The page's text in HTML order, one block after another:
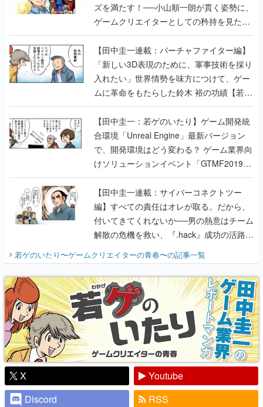
ズを満たす！──小山順一朗が貫く姿勢に、
ゲームクリエイターとしての矜持を見た
【若ゲのいたり最終回】
【田中圭一連載：バーチャファイター編】
「新しい3D表現のために、軍事技術を採り
入れたい」世界情勢を味方につけて、ゲー
ムに革命をもたらした鈴木 裕の功績【若ゲ
のいたり】
【田中圭一：若ゲのいたり】ゲーム開発統
合環境「Unreal Engine」最新バージョン
で、開発環境はどう変わる？ ゲーム業界向
けソリューションイベント「GTMF2019」
に行って、より理解を深めよう【PR】
【田中圭一連載：サイバーコネクトツー
編】すべての責任はオレが取る。だから、
付いてきてくれないか──男の熱意はチーム
解散の危機を救い、『.hack』成功の活路を
開く。業界の快男児・松山 洋に流れる血は
『少年ジャンプ』色だった【若ゲのいた
り】
若ゲのいたり〜ゲームクリエイターの青春〜の記事一覧
X
Youtube
Discord
RSS